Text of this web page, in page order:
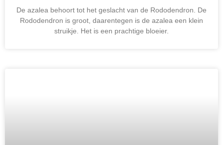
De azalea behoort tot het geslacht van de Rododendron. De
Rododendron is groot, daarentegen is de azalea een klein
struikje. Het is een prachtige bloeier.